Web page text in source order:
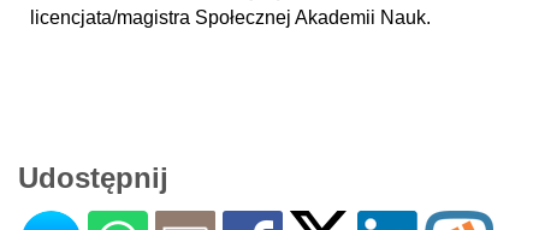
licencjata/magistra Społecznej Akademii Nauk.
Udostępnij